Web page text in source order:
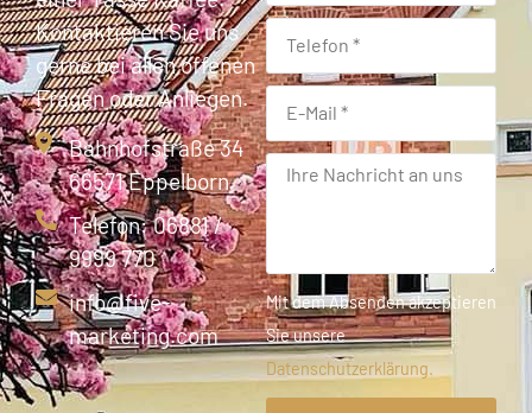
Kontaktieren Sie uns
gerne bei allen offenen
Fragen oder Anliegen.
Bahnhofstraße 34
66571 Eppelborn
Telefon: 06881 /
9999 770
info@five-
marketing.com
Mit dem Absenden akzeptieren
Sie unsere
Datenschutzerklärung.